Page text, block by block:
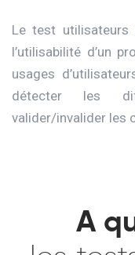
Le test utilisateurs
l’utilisabilité d’un
usages
détecter les
valider/invalider les
A